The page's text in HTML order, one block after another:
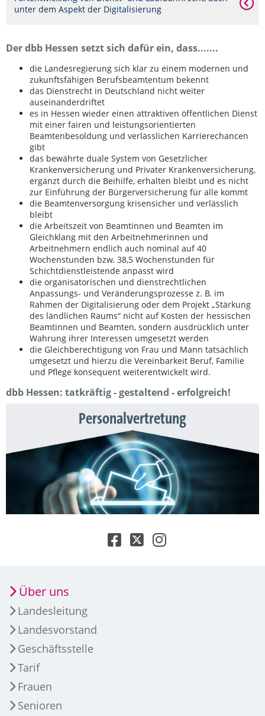
unter dem Aspekt der Digitalisierung
Der dbb Hessen setzt sich dafür ein, dass.......
die Landesregierung sich klar zu einem modernen und
zukunftsfähigen Berufsbeamtentum bekennt
das Dienstrecht in Deutschland nicht weiter
auseinanderdriftet
es in Hessen wieder einen attraktiven öffentlichen Dienst
mit einer fairen und leistungsorientierten
Beamtenbesoldung und verlässlichen Karrierechancen
gibt
das bewährte duale System von Gesetzlicher
Krankenversicherung und Privater Krankenversicherung,
ergänzt durch die Beihilfe, erhalten bleibt und es nicht
zur Einführung der Bürgerversicherung für alle kommt
die Beamtenversorgung krisensicher und verlässlich
bleibt
die Arbeitszeit von Beamtinnen und Beamten im
Gleichklang mit den Arbeitnehmerinnen und
Arbeitnehmern endlich auch nominal auf 40
Wochenstunden bzw. 38,5 Wochenstunden für
Schichtdienstleistende anpasst wird
die organisatorischen und dienstrechtlichen
Anpassungs- und Veränderungsprozesse z. B. im
Rahmen der Digitalisierung oder dem Projekt „Stärkung
des ländlichen Raums“ nicht auf Kosten der hessischen
Beamtinnen und Beamten, sondern ausdrücklich unter
Wahrung ihrer Interessen umgesetzt werden
die Gleichberechtigung von Frau und Mann tatsächlich
umgesetzt und hierzu die Vereinbarkeit Beruf, Familie
und Pflege konsequent weiterentwickelt wird.
dbb Hessen: tatkräftig - gestaltend - erfolgreich!
Personalvertretung
Über uns
Landesleitung
Landesvorstand
Geschäftsstelle
Tarif
Frauen
Senioren